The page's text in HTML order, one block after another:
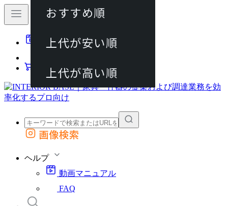
動画マニュアル
カート
外部サイトの商品をカートに追加
画像検索
ヘルプ
動画マニュアル
FAQ
おすすめ順
上代が安い順
上代が高い順